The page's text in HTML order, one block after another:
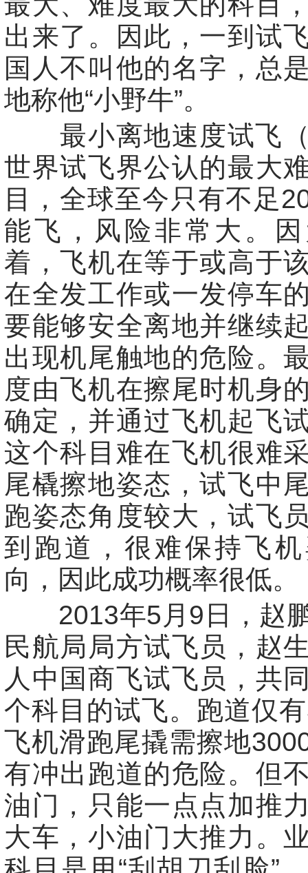
出来了。因此，一到试
国人不叫他的名字，总
地称他“小野牛”。
最小离地速度试飞（
世界试飞界公认的最大
目，全球至今只有不足
能飞，风险非常大。
着，飞机在等于或高于
在全发工作或一发停车
要能够安全离地并继续
出现机尾触地的危险。
度由飞机在擦尾时机身
确定，并通过飞机起飞
这个科目难在飞机很难
尾橇擦地姿态，试飞中
跑姿态角度较大，试飞
到跑道，很难保持飞
向，因此成功概率很低。
2013年5月9日，赵
民航局局方试飞员，赵
人中国商飞试飞员，共
个科目的试飞。跑道仅
飞机滑跑尾撬需擦地
有冲出跑道的危险。但
油门，只能一点点加推
大车，小油门大推力。